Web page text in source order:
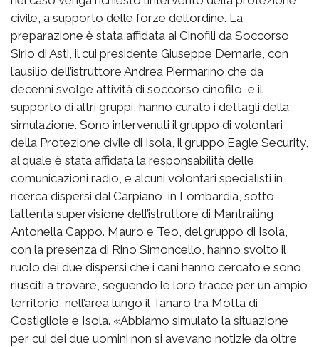
civile, a supporto delle forze dell’ordine. La
preparazione è stata affidata ai Cinofili da Soccorso
Sirio di Asti, il cui presidente Giuseppe Demarie, con
l’ausilio dell’istruttore Andrea Piermarino che da
decenni svolge attività di soccorso cinofilo, e il
supporto di altri gruppi, hanno curato i dettagli della
simulazione. Sono intervenuti il gruppo di volontari
della Protezione civile di Isola, il gruppo Eagle Security,
al quale è stata affidata la responsabilità delle
comunicazioni radio, e alcuni volontari specialisti in
ricerca dispersi dal Carpiano, in Lombardia, sotto
l’attenta supervisione dell’istruttore di Mantrailing
Antonella Cappo. Mauro e Teo, del gruppo di Isola,
con la presenza di Rino Simoncello, hanno svolto il
ruolo dei due dispersi che i cani hanno cercato e sono
riusciti a trovare, seguendo le loro tracce per un ampio
territorio, nell’area lungo il Tanaro tra Motta di
Costigliole e Isola. «Abbiamo simulato la situazione
per cui dei due uomini non si avevano notizie da oltre